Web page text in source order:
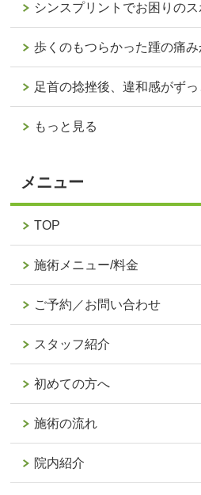
シンスプリントでお困りの
歩くのもつらかった踵の痛
足首の捻挫後、違和感がず
もっと見る
メニュー
TOP
施術メニュー/料金
ご予約／お問い合わせ
スタッフ紹介
初めての方へ
施術の流れ
院内紹介